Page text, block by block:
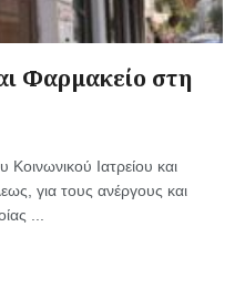
Φαρμακείο στη
Κοινωνικού Ιατρείου και
για τους ανέργους και
...